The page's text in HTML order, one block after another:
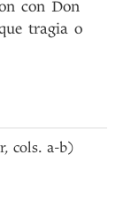
con Don
tragia o
cols. a-b)